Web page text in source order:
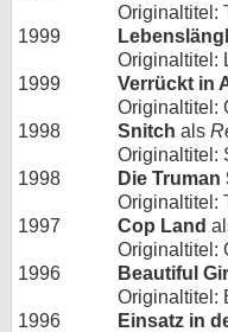
Originaltitel:
1999
Originaltitel:
1999
Verrückt in
Originaltitel:
1998
Snitch als
Originaltitel:
1998
Die Truman
Originaltitel:
1997
Cop Land
Originaltitel:
1996
Beautiful
Originaltitel:
1996
Einsatz in